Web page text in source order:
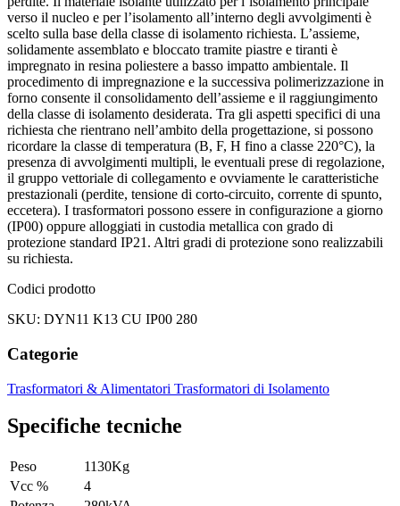
verso il nucleo e per l’isolamento all’interno degli avvolgimenti è
scelto sulla base della classe di isolamento richiesta. L’assieme,
solidamente assemblato e bloccato tramite piastre e tiranti è
impregnato in resina poliestere a basso impatto ambientale. Il
procedimento di impregnazione e la successiva polimerizzazione in
forno consente il consolidamento dell’assieme e il raggiungimento
della classe di isolamento desiderata. Tra gli aspetti specifici di una
richiesta che rientrano nell’ambito della progettazione, si possono
ricordare la classe di temperatura (B, F, H fino a classe 220°C), la
presenza di avvolgimenti multipli, le eventuali prese di regolazione,
il gruppo vettoriale di collegamento e ovviamente le caratteristiche
prestazionali (perdite, tensione di corto-circuito, corrente di spunto,
eccetera). I trasformatori possono essere in configurazione a giorno
(IP00) oppure alloggiati in custodia metallica con grado di
protezione standard IP21. Altri gradi di protezione sono realizzabili
su richiesta.
Codici prodotto
SKU: DYN11 K13 CU IP00 280
Categorie
Trasformatori & Alimentatori Trasformatori di Isolamento
Specifiche tecniche
Peso
1130Kg
Vcc %
4